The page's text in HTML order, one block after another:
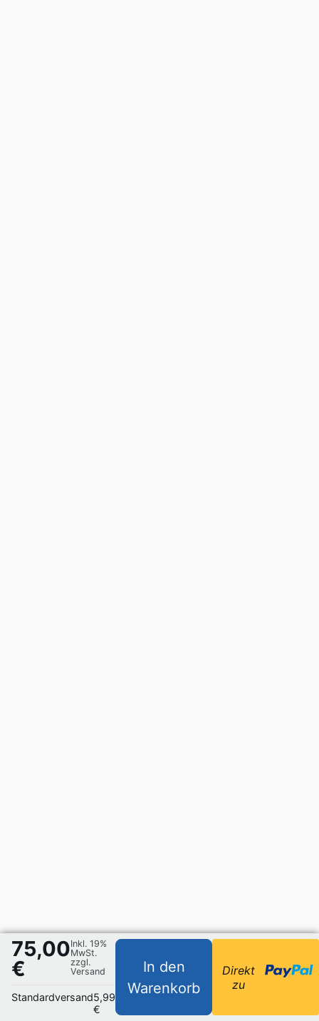
75,00
€
Inkl. 19%
MwSt.
zzgl.
Versand
Standardversand5,99
€
In den
Warenkorb
Direkt
zu